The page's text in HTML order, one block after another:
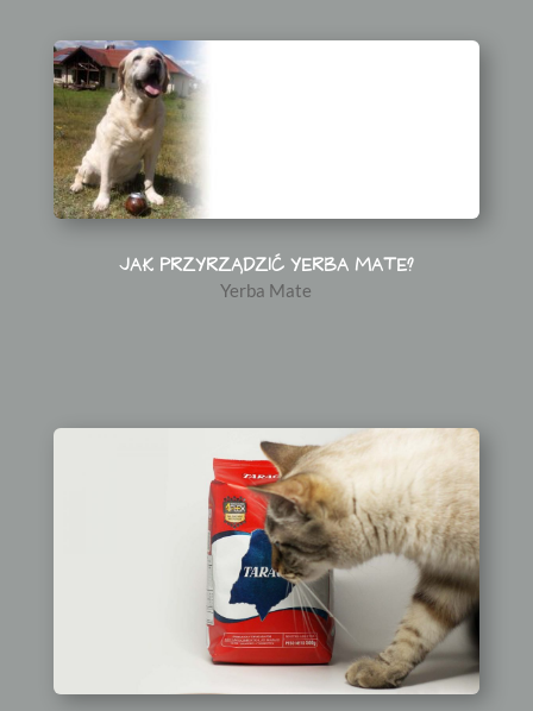
JAK PRZYRZĄDZIĆ YERBA MATE?
Yerba Mate